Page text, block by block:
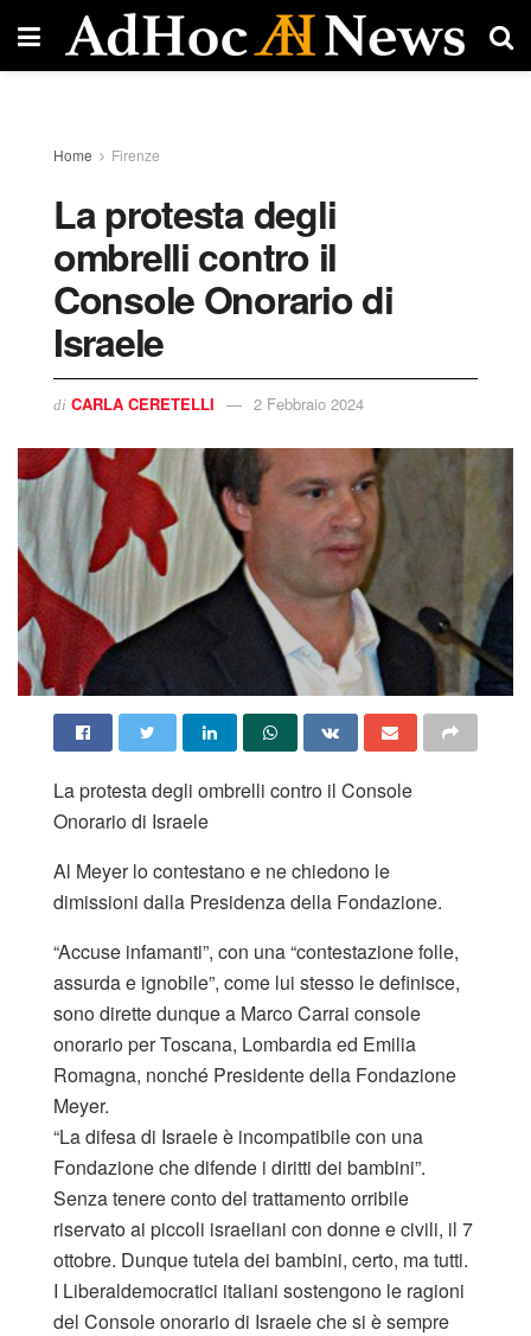
Home Firenze
La protesta degli
ombrelli contro il
Console Onorario di
Israele
di CARLA CERETELLI 2 Febbraio 2024
La protesta degli ombrelli contro il Console
Onorario di Israele
Al Meyer lo contestano e ne chiedono le
dimissioni dalla Presidenza della Fondazione.
“Accuse infamanti”, con una “contestazione folle,
assurda e ignobile”, come lui stesso le definisce,
sono dirette dunque a Marco Carrai console
onorario per Toscana, Lombardia ed Emilia
Romagna, nonché Presidente della Fondazione
Meyer.
“La difesa di Israele è incompatibile con una
Fondazione che difende i diritti dei bambini”.
Senza tenere conto del trattamento orribile
riservato ai piccoli israeliani con donne e civili, il 7
ottobre. Dunque tutela dei bambini, certo, ma tutti.
I Liberaldemocratici italiani sostengono le ragioni
del Console onorario di Israele che si è sempre